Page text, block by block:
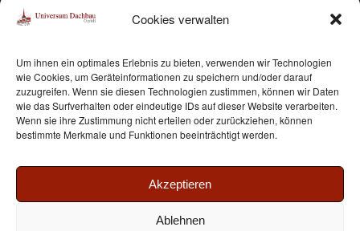
Cookies verwalten
Um ihnen ein optimales Erlebnis zu bieten, verwenden wir Technologien
wie Cookies, um Geräteinformationen zu speichern und/oder darauf
zuzugreifen. Wenn sie diesen Technologien zustimmen, können wir Daten
wie das Surfverhalten oder eindeutige IDs auf dieser Website verarbeiten.
Wenn sie ihre Zustimmung nicht erteilen oder zurückziehen, können
bestimmte Merkmale und Funktionen beeinträchtigt werden.
Akzeptieren
Ablehnen
Dachbegrünung
10. April 2026 - 12:21
Falkenberger Chaussee 141, 13059 Berlin-
Hohenschönhausen – Dachabdichtungs- und
Klempnerarbeiten / Dachbegrünung
10. April 2026 - 12:15
© Copyright - Dachbau Universum GmbH - made with ♥ Betreuung